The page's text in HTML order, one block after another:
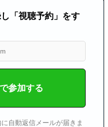
「視聴予約」をす
参加する
自動返信メールが届きま